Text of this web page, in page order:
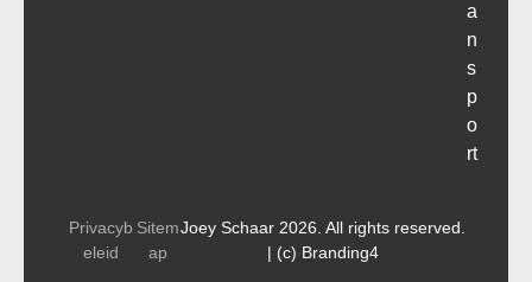
a
n
s
p
o
rt
Joey Schaar 2026. All rights reserved.
| (c) Branding4
Privacyb
eleid
Sitem
ap